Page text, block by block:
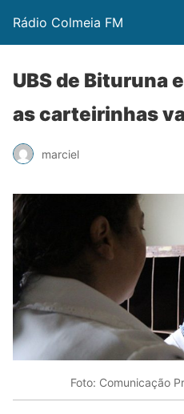
Rádio Colmeia FM
UBS de Bituruna
as carteirinhas
marciel
Foto: Comunicação